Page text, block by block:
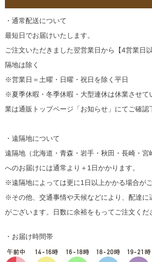
・通常配送について
最短日でお届けいたします。
ご注文いただきました翌営業日から【4営業日
隔地は除く
※営業日＝土曜・日曜・祝日を除く平日
※夏季休暇・冬季休暇・大型連休は休業させて
業は通販トップページ「お知らせ」にてご確認
・遠隔地について
遠隔地（北海道・青森・岩手・秋田・長崎・宮
へのお届けには通常より＋1日かかります。
※遠隔地によっては更に1日以上かかる場合がご
※その他、交通事情や天候などにより、配達に
がございます。日数に余裕をもってご注文くだ
・お届け時間帯